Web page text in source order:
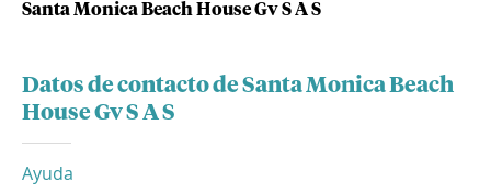
Santa Monica Beach House Gv S A S
Datos de contacto de Santa Monica Beach
House Gv S A S
Ayuda